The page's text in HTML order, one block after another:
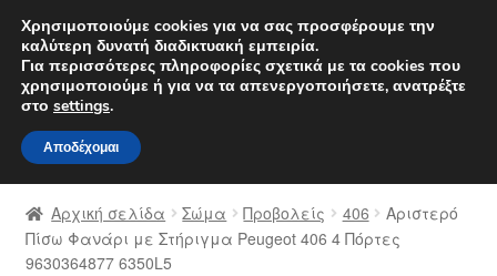
ΑΠΟΣΤΟΛΗ από 7 EUR
Δευτέρα-Παρ. 9 π.μ. - 4 μ.μ.
Απευθείας
μετάβαση
στην
πλοήγηση
Μετάβαση
σε
περιεχόμενο
Αρχική
Διαδικασία Παραπόνων
Αρχική σελίδα Σώμα Προβολείς 406
Αριστερό
Πίσω Φανάρι με Στήριγμα Peugeot 406 4 Πόρτες
9630364877 6350L5
Χρησιμοποιούμε cookies για να σας προσφέρουμε την
καλύτερη δυνατή διαδικτυακή εμπειρία.
Για περισσότερες πληροφορίες σχετικά με τα cookies που
χρησιμοποιούμε ή για να τα απενεργοποιήσετε, ανατρέξτε
στο settings.
Αποδέχομαι